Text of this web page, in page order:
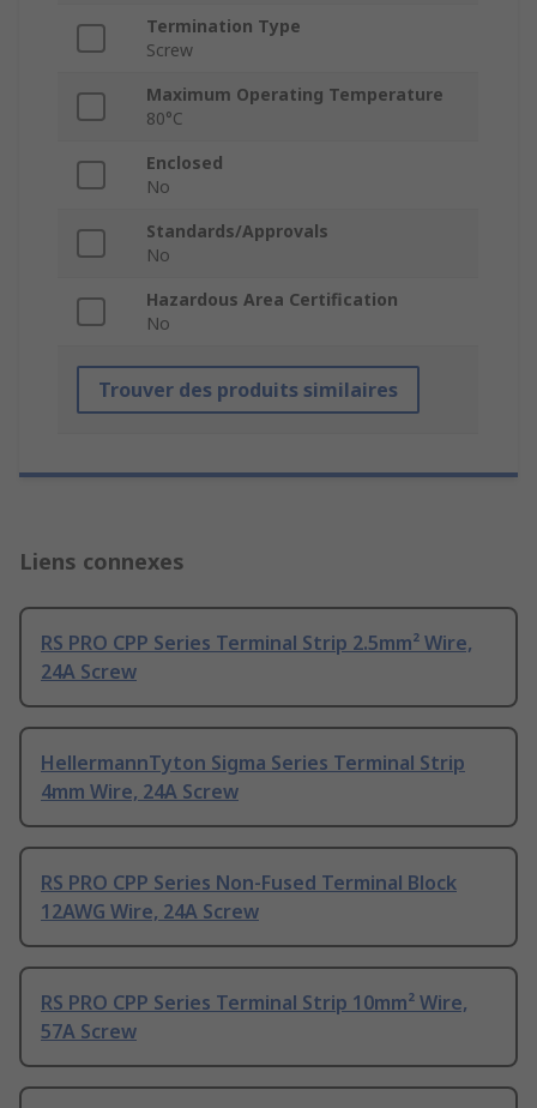
Termination Type
Screw
Maximum Operating Temperature
80°C
Enclosed
No
Standards/Approvals
No
Hazardous Area Certification
No
Trouver des produits similaires
Liens connexes
RS PRO CPP Series Terminal Strip 2.5mm² Wire,
24A Screw
HellermannTyton Sigma Series Terminal Strip
4mm Wire, 24A Screw
RS PRO CPP Series Non-Fused Terminal Block
12AWG Wire, 24A Screw
RS PRO CPP Series Terminal Strip 10mm² Wire,
57A Screw